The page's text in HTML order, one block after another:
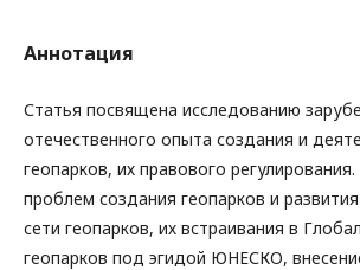
Аннотация
Статья посвящена исследованию
отечественного опыта создания и
геопарков, их правового регулирования.
проблем создания геопарков и
сети геопарков, их встраивания в
геопарков под эгидой ЮНЕСКО,